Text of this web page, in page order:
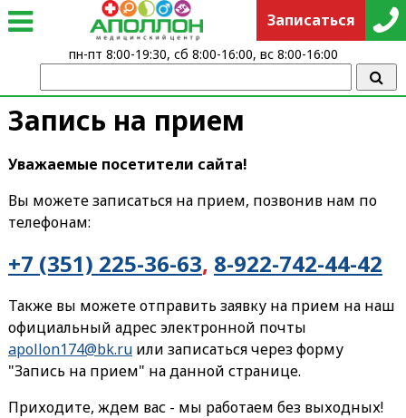
Запись на прием
Уважаемые посетители сайта!
Вы можете записаться на прием, позвонив нам по
телефонам:
+7 (351) 225-36-63, 8-922-742-44-42
Также вы можете отправить заявку на прием на наш
официальный адрес электронной почты
apollon174@bk.ruили записаться через форму
"Запись на прием" на данной странице.
Приходите, ждем вас - мы работаем без выходных!
Записаться
пн-пт 8:00-19:30, сб 8:00-16:00, вс 8:00-16:00